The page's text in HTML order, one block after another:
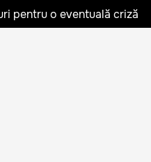
pentru o eventuală criză